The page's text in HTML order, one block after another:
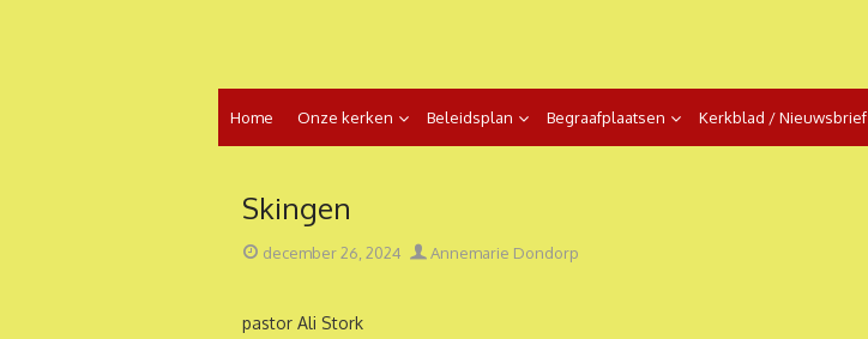
inhoud
Home Onze kerken Beleidsplan Begraafplaatsen Kerkblad / Nieuwsbrief
Skingen
Geplaatst
december 26, 2024 Auteur
Annemarie Dondorp
pastor Ali Stork